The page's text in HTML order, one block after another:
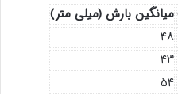
میانگین بارش (میلی متر)
۴۸
۴۳
۵۴